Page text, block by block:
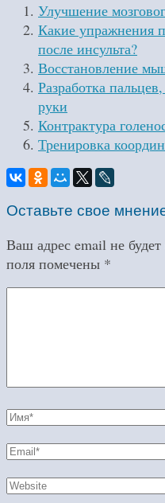
Улучшение
Какие упражнения
после инсульта?
Восстановление
Разработка
руки
Контрактура
Тренировка
Оставьте свое
Ваш адрес email не
поля помечены *